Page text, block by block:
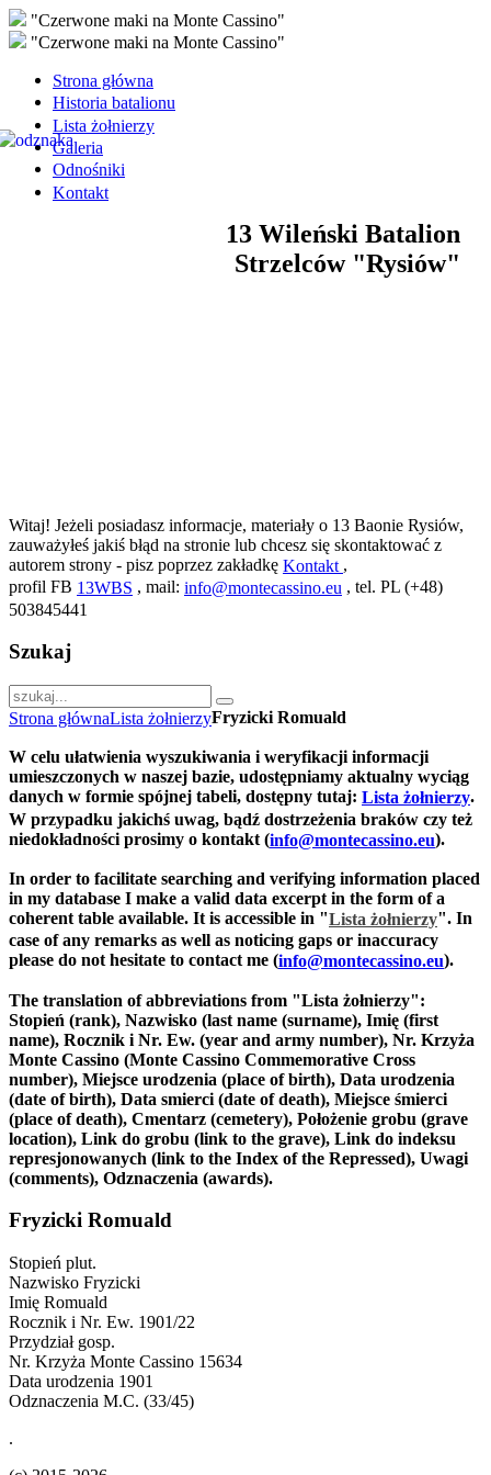
"Czerwone maki na Monte Cassino"
"Czerwone maki na Monte Cassino"
Strona główna
Historia batalionu
Lista żołnierzy
Galeria
Odnośniki
Kontakt
13 Wileński Batalion
Strzelców "Rysiów"
Witaj! Jeżeli posiadasz informacje, materiały o 13 Baonie Rysiów,
zauważyłeś jakiś błąd na stronie lub chcesz się skontaktować z
autorem strony - pisz poprzez zakładkę Kontakt ,
profil FB 13WBS , mail: info@montecassino.eu , tel. PL (+48)
503845441
Szukaj
Strona głównaLista żołnierzyFryzicki Romuald
W celu ułatwienia wyszukiwania i weryfikacji informacji
umieszczonych w naszej bazie, udostępniamy aktualny wyciąg
danych w formie spójnej tabeli, dostępny tutaj: Lista żołnierzy.
W przypadku jakichś uwag, bądź dostrzeżenia braków czy też
niedokładności prosimy o kontakt (info@montecassino.eu).
In order to facilitate searching and verifying information placed
in my database I make a valid data excerpt in the form of a
coherent table available. It is accessible in "Lista żołnierzy". In
case of any remarks as well as noticing gaps or inaccuracy
please do not hesitate to contact me (info@montecassino.eu).
The translation of abbreviations from "Lista żołnierzy":
Stopień (rank), Nazwisko (last name (surname), Imię (first
name), Rocznik i Nr. Ew. (year and army number), Nr. Krzyża
Monte Cassino (Monte Cassino Commemorative Cross
number), Miejsce urodzenia (place of birth), Data urodzenia
(date of birth), Data smierci (date of death), Miejsce śmierci
(place of death), Cmentarz (cemetery), Położenie grobu (grave
location), Link do grobu (link to the grave), Link do indeksu
represjonowanych (link to the Index of the Repressed), Uwagi
(comments), Odznaczenia (awards).
Fryzicki Romuald
Stopień plut.
Nazwisko Fryzicki
Imię Romuald
Rocznik i Nr. Ew. 1901/22
Przydział gosp.
Nr. Krzyża Monte Cassino 15634
Data urodzenia 1901
Odznaczenia M.C. (33/45)
.